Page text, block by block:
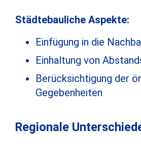
Städtebauliche Aspekte:
Einfügung in die
Einhaltung von
Berücksichtigung der
Gegebenheiten
Regionale